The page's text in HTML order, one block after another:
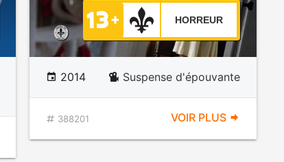
HORREUR
2014 Suspense d'épouvante
388201 VOIR PLUS